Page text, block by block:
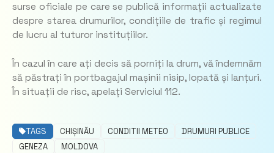
surse oficiale pe care se publică informații actualizate
despre starea drumurilor, condițiile de trafic și regimul
de lucru al tuturor instituțiilor.
În cazul în care ați decis să porniți la drum, vă îndemnăm
să păstrați în portbagajul mașinii nisip, lopată și lanțuri.
În situații de risc, apelați Serviciul 112.
TAGS CHIȘINĂU CONDITII METEO
DRUMURI PUBLICE
GENEZA
MOLDOVA